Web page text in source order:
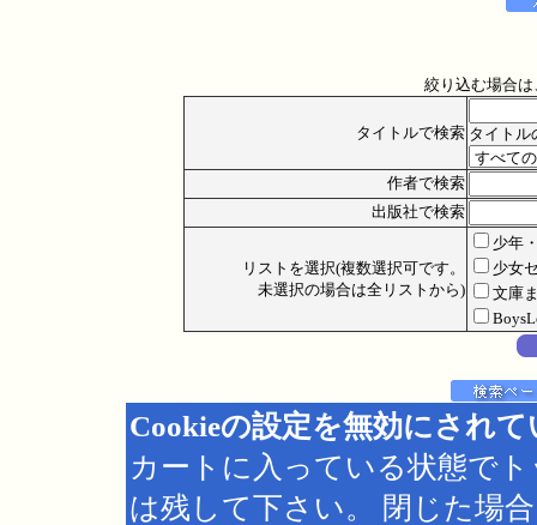
絞り込む場合
タイトルで検索 タイトル
作者で検索
出版社で検索
リストを選択(複数選択可です。
未選択の場合は全リストから)
少年
少女
文庫
Cookieの設定を無効にされ
カートに入っている状態で
は残して下さい。 閉じた場